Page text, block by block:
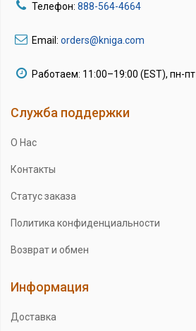
Телефон: 888-564-4664
Email: orders@kniga.com
Работаем: 11:00–19:00 (EST), пн-пт
Служба поддержки
О Нас
Контакты
Статус заказа
Политика конфиденциальности
Возврат и обмен
Информация
Доставка